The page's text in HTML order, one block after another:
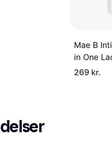
Mae B
in One
269 kr.